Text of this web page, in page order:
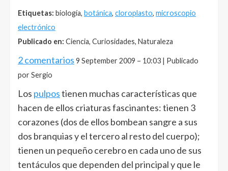
Etiquetas: biología, botánica, cloroplasto, microscopio
electrónico
Publicado en: Ciencia, Curiosidades, Naturaleza
2 comentarios 9 September 2009 – 10:03 | Publicado
por Sergio
Los pulpostienen muchas características que
hacen de ellos criaturas fascinantes: tienen 3
corazones (dos de ellos bombean sangre a sus
dos branquias y el tercero al resto del cuerpo);
tienen un pequeño cerebro en cada uno de sus
tentáculos que dependen del principal y que le